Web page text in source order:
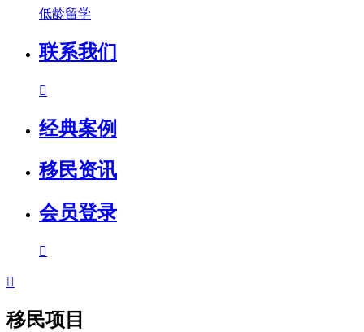
低龄留学
联系我们

经典案例
移民资讯
会员登录


移民项目